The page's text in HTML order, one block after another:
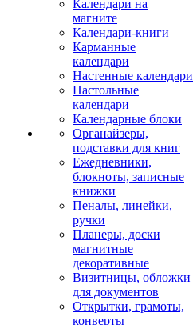
Календари на
магните
Календари-книги
Карманные
календари
Настенные календари
Настольные
календари
Календарные блоки
Органайзеры,
подставки для книг
Ежедневники,
блокноты, записные
книжки
Пеналы, линейки,
ручки
Планеры, доски
магнитные
декоративные
Визитницы, обложки
для документов
Открытки, грамоты,
конверты